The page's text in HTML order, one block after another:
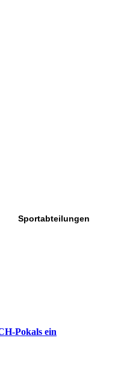
Sportabteilungen
Pokals ein